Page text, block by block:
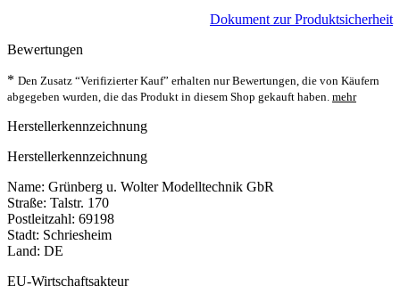
Dokument zur Produktsicherheit
Bewertungen
* Den Zusatz “Verifizierter Kauf” erhalten nur Bewertungen, die von Käufern
abgegeben wurden, die das Produkt in diesem Shop gekauft haben. mehr
Herstellerkennzeichnung
Herstellerkennzeichnung
Name: Grünberg u. Wolter Modelltechnik GbR
Straße: Talstr. 170
Postleitzahl: 69198
Stadt: Schriesheim
Land: DE
EU-Wirtschaftsakteur